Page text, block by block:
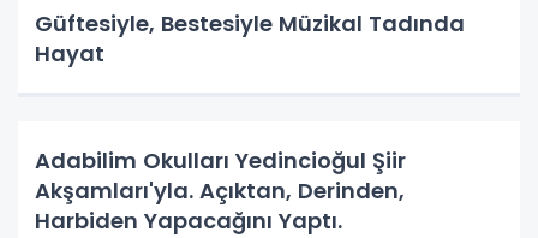
Güftesiyle, Bestesiyle Müzikal Tadında
Hayat
Adabilim Okulları Yedincioğul Şiir
Akşamları'yla. Açıktan, Derinden,
Harbiden Yapacağını Yaptı.